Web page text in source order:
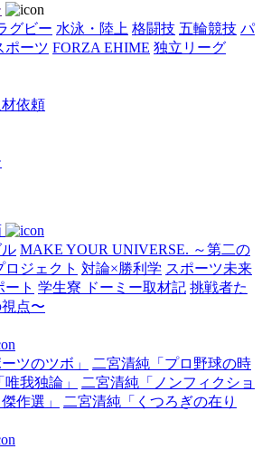
グビー 水泳・陸上 格闘技 五輪競技 パ
ポーツ FORZA EHIME 独立リーグ
依頼
MAKE YOUR UNIVERSE. ～第二の
ロジェクト 対論×勝利学 スポーツ未来
ート 学生寮 ドーミー取材記 挑戦者た
点〜
ツのツボ」
二宮清純「プロ野球の時
我独論」
二宮清純「ノンフィクショ
作選」
二宮清純「くつろぎの在り